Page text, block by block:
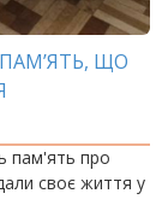
ЩО
пам'ять про
своє життя у